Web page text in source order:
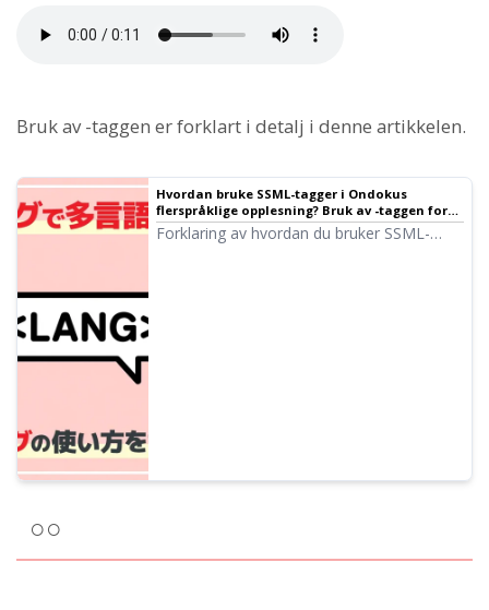
Bruk av-taggen er forklart i detalj i denne artikkelen.
Hvordan bruke SSML-tagger i Ondokus
flerspråklige opplesning? Bruk av -taggen for
flerspråklige stemmer | Tekst-til-tale-
programvare Ondoku
Forklaring av hvordan du bruker SSML-
○○